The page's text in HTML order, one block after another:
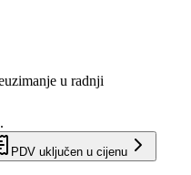
u radnji
PDV uključen u cijenu